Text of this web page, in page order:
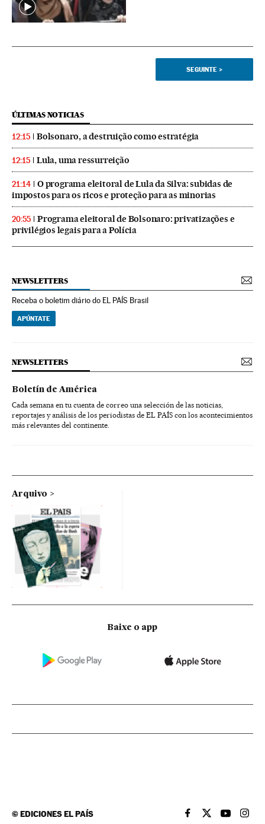
SEGUINTE >
ÚLTIMAS NOTICIAS
12:15 Bolsonaro, a destruição como estratégia
12:15 Lula, uma ressurreição
21:14
O programa eleitoral de Lula da Silva: subidas de
impostos para os ricos e proteção para as minorias
20:55
Programa eleitoral de Bolsonaro: privatizações e
privilégios legais para a Polícia
NEWSLETTERS
Receba o boletim diário do EL PAÍS Brasil
APÚNTATE
NEWSLETTERS
Boletín de América
Cada semana en tu cuenta de correo una selección de las noticias,
reportajes y análisis de los periodistas de EL PAÍS con los acontecimientos
más relevantes del continente.
Arquivo
Baixe o app
©EDICIONES EL PAÍS EL PAÍS BRASIL EN
EL PAÍSEL PAÍS
EL